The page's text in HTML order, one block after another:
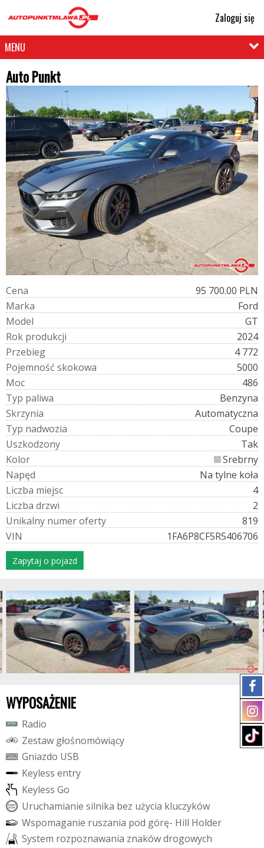
Zaloguj się
MENU
Auto Punkt
Cena
95 700.00 PLN
Marka
Ford
Model
GT
Rok produkcji
2024
Przebieg
4 772
Pojemność skokowa
5000
Moc
486
Typ paliwa
Benzyna
Skrzynia
Automatyczna
Typ nadwozia
Coupe
Uszkodzony
Tak
Kolor
Srebrny
Napęd
Na tylne koła
Liczba miejsc
4
Liczba drzwi
2
Unikalny numeroferty
819
VIN 1FA6P8CF5R5406706
Zapytaj o pojazd
WYPOSAŻENIE
Radio
Zestaw głośnomówiący
Gniazdo USB
Keyless entry
Keyless Go
Uruchamianie silnika bez użycia kluczyków
Wspomaganie ruszania pod górę- Hill Holder
System rozpoznawania znakówdrogowych